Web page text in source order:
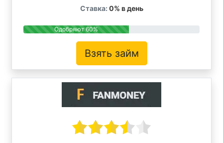
Ставка: 0% в день
Одобряют 60%
Взять займ